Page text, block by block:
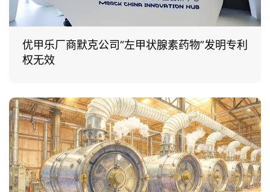
优甲乐厂商默克公司“左甲状腺素药物”发明专利
权无效